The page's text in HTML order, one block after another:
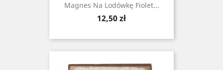
Magnes Na Lodówkę Fiolet...
Cena
12,50 zł